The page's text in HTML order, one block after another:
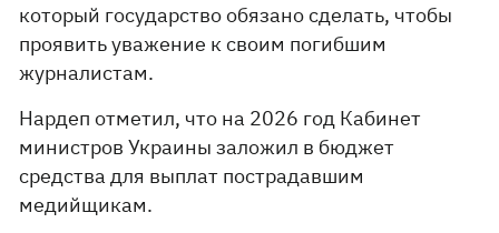
который государство обязано сделать, чтобы
проявить уважение к своим погибшим
журналистам.
Нардеп отметил, что на 2026 год Кабинет
министров Украины заложил в бюджет
средства для выплат пострадавшим
медийщикам.